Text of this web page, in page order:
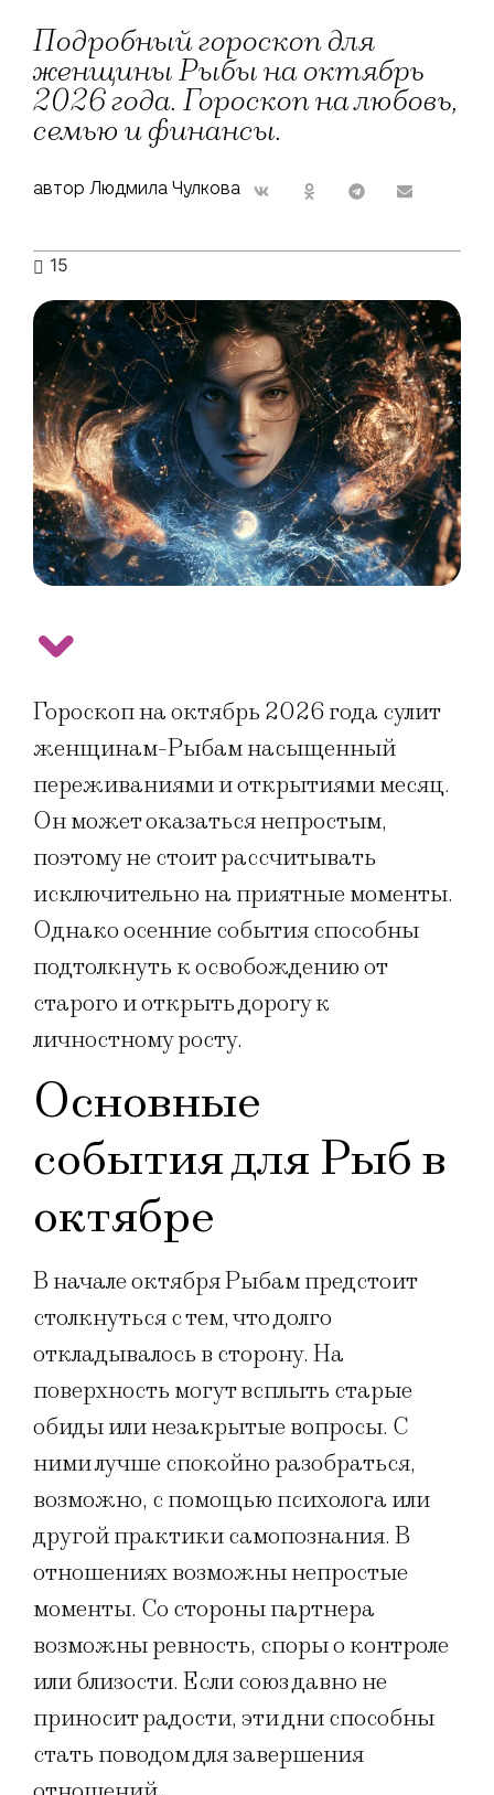
Подробный гороскоп для
женщины Рыбы на октябрь
2026 года. Гороскоп на любовь,
семью и финансы.
автор Людмила Чулкова
15
Гороскоп на октябрь 2026 года сулит
женщинам-Рыбам насыщенный
переживаниями и открытиями месяц.
Он может оказаться непростым,
поэтому не стоит рассчитывать
исключительно на приятные моменты.
Однако осенние события способны
подтолкнуть к освобождению от
старого и открыть дорогу к
личностному росту.
Основные
события для Рыб в
октябре
В начале октября Рыбам предстоит
столкнуться с тем, что долго
откладывалось в сторону. На
поверхность могут всплыть старые
обиды или незакрытые вопросы. С
ними лучше спокойно разобраться,
возможно, с помощью психолога или
другой практики самопознания. В
отношениях возможны непростые
моменты. Со стороны партнера
возможны ревность, споры о контроле
или близости. Если союз давно не
приносит радости, эти дни способны
стать поводом для завершения